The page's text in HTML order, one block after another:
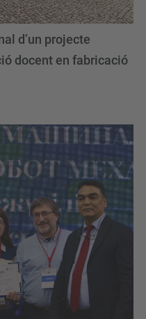
d’un projecte
docent en fabricació